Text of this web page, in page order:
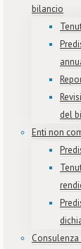
bilancio
del
Enti non